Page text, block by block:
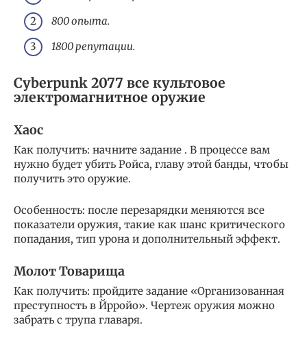
800 опыта.
1800 репутации.
Cyberpunk 2077 все культовое
электромагнитное оружие
Хаос
Как получить: начните задание . В процессе вам
нужно будет убить Ройса, главу этой банды, чтобы
получить это оружие.
Особенность: после перезарядки меняются все
показатели оружия, такие как шанс критического
попадания, тип урона и дополнительный эффект.
Молот Товарища
Как получить: пройдите задание «Организованная
преступность в Йрройо». Чертеж оружия можно
забрать с трупа главаря.